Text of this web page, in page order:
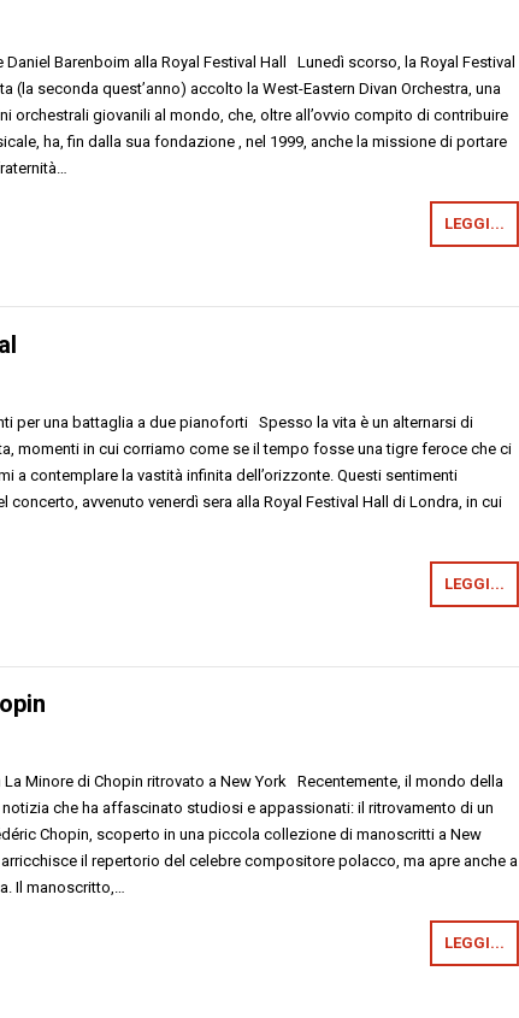
Daniel Barenboim alla Royal Festival Hall Lunedì scorso, la Royal Festival
(la seconda quest’anno) accolto la West-Eastern Divan Orchestra, una
orchestrali giovanili al mondo, che, oltre all’ovvio compito di contribuire
ha, fin dalla sua fondazione , nel 1999, anche la missione di portare
LEGGI...
per una battaglia a due pianoforti Spesso la vita è un alternarsi di
momenti in cui corriamo come se il tempo fosse una tigre feroce che ci
a contemplare la vastità infinita dell’orizzonte. Questi sentimenti
concerto, avvenuto venerdì sera alla Royal Festival Hall di Londra, in cui
LEGGI...
La Minore di Chopin ritrovato a New York Recentemente, il mondo della
che ha affascinato studiosi e appassionati: il ritrovamento di un
Chopin, scoperto in una piccola collezione di manoscritti a New
il repertorio del celebre compositore polacco, ma apre anche a
Il manoscritto,…
LEGGI...